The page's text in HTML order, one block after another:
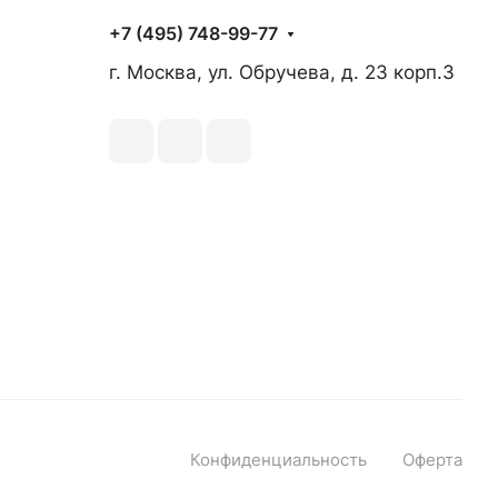
+7 (495) 748-99-77
г. Москва, ул. Обручева, д. 23 корп.3
Конфиденциальность Оферта